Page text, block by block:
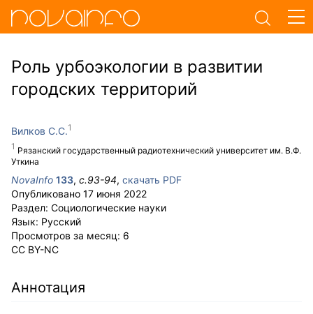
Роль урбоэкологии в развитии
городских территорий
Вилков С.С.
Рязанский государственный радиотехнический университет им. В.Ф.
Уткина
NovaInfo 133, с.93-94, скачать PDF
Опубликовано 17 июня 2022
Раздел: Социологические науки
Язык: Русский
Просмотров за месяц: 6
CC BY-NC
Аннотация